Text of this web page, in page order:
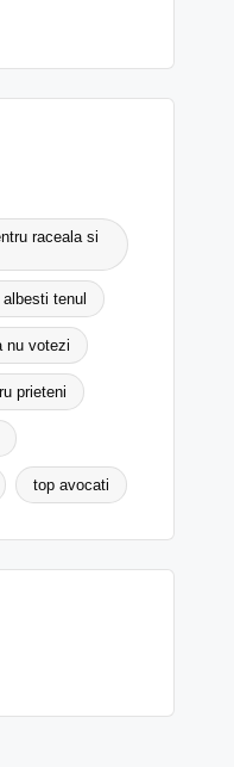
raceala si
tenul
nu votezi
prieteni
top avocati